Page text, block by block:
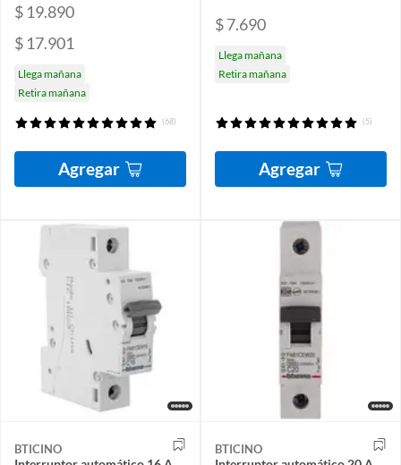
$ 19.890
$ 17.901
Llega mañana
Retira mañana
(68)
Agregar
$ 7.690
Llega mañana
Retira mañana
(5)
Agregar
BTICINO BTICINO